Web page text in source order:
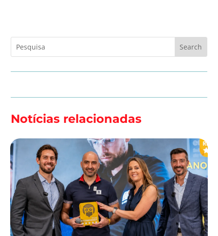
Notícias relacionadas